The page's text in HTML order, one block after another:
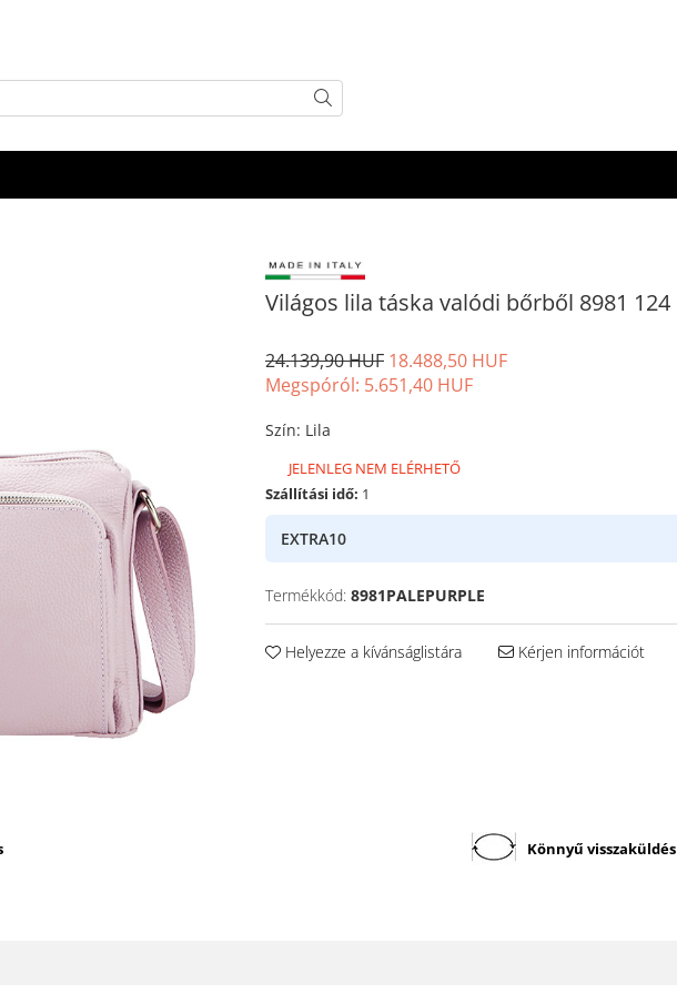
Világos lila táska valódi bőrből 8981 124
24.139,90 HUF 18.488,50 HUF
Megspóról: 5.651,40 HUF
Szín: Lila
JELENLEG NEM ELÉRHETŐ
Szállítási idő: 1
EXTRA10
Termékkód: 8981PALEPURPLE
Helyezze a kívánságlistára Kérjen információt
Könnyű visszaküldés